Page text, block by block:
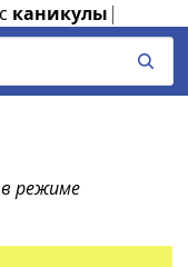
каникулы |
режиме